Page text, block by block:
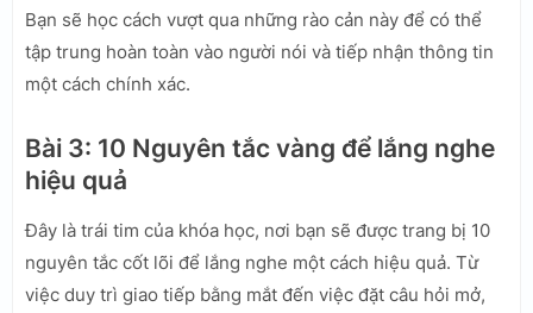
Bạn sẽ học cách vượt qua những rào cản này để có thể
tập trung hoàn toàn vào người nói và tiếp nhận thông tin
một cách chính xác.
Bài 3: 10 Nguyên tắc vàng để lắng nghe
hiệu quả
Đây là trái tim của khóa học, nơi bạn sẽ được trang bị 10
nguyên tắc cốt lõi để lắng nghe một cách hiệu quả. Từ
việc duy trì giao tiếp bằng mắt đến việc đặt câu hỏi mở,